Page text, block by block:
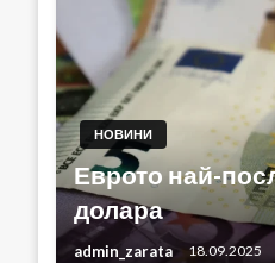
НОВИНИ
Еврото най-
долара
admin_zarata 18.09.2025